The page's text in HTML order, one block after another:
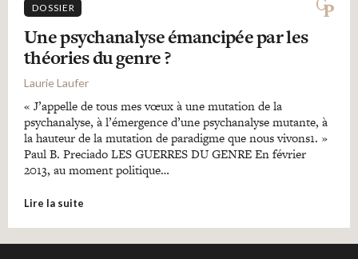
DOSSIER
Une psychanalyse émancipée par les
théories du genre ?
Laurie Laufer
« J’appelle de tous mes vœux à une mutation de la
psychanalyse, à l’émergence d’une psychanalyse mutante, à
la hauteur de la mutation de paradigme que nous vivons1. »
Paul B. Preciado LES GUERRES DU GENRE En février
2013, au moment politique…
Lire la suite